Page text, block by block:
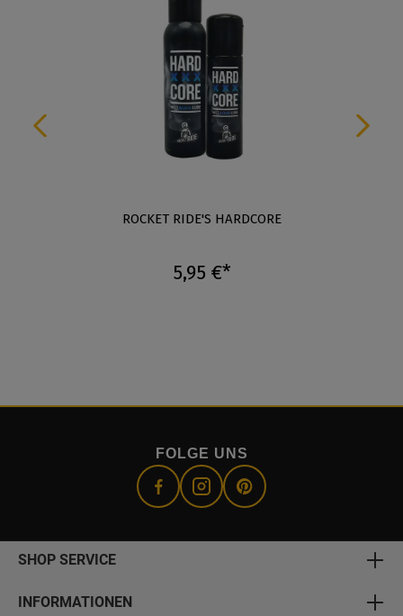
ROCKET RIDE'S HARDCORE
5,95 €*
FOLGE UNS
SHOP SERVICE
INFORMATIONEN